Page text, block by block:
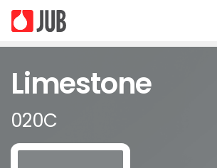
Limestone
020C